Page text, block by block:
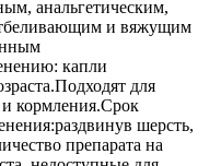
анальгетическим,
и вяжущим
капли
для
кормления.Срок
шерсть,
препарата на